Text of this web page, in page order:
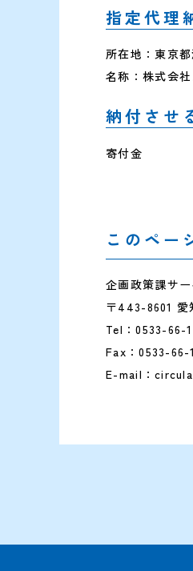
指定代理
所在地：東京
名称：株式会
納付させ
寄付金
このペー
企画政策課サ
〒443-8601 愛
Tel：0533-66-
Fax：0533-66-
E-mail：